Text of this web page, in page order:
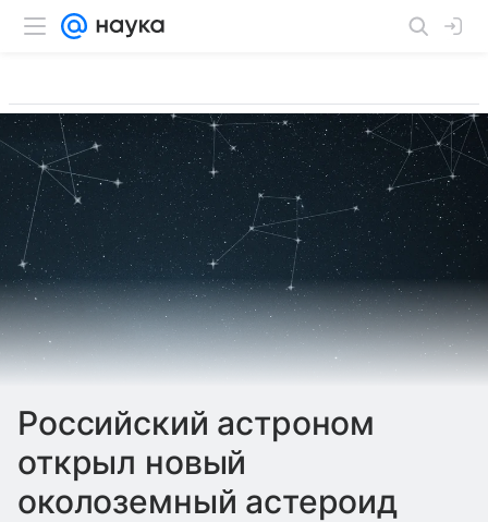
Российский астроном
открыл новый
околоземный астероид